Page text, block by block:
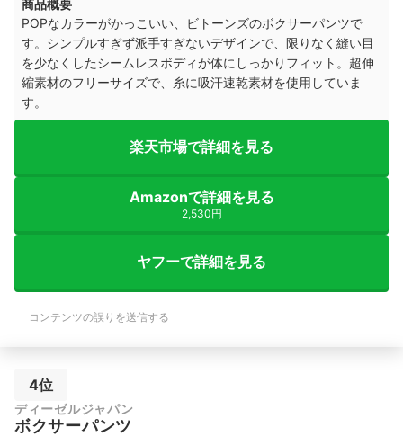
商品概要
POPなカラーがかっこいい、 ビトーンズのボクサーパンツで
す。 シンプルすぎず派手すぎないデザインで、限りなく縫い目
を少なくしたシームレスボディが体にしっかりフィット。 超伸
縮素材のフリーサイズで、 糸に吸汗速乾素材を使用していま
す。
楽天市場で詳細を見る
Amazonで詳細を見る
2,530円
ヤフーで詳細を見る
コンテンツの誤りを送信する
4位
ディーゼルジャパン
ボクサーパンツ